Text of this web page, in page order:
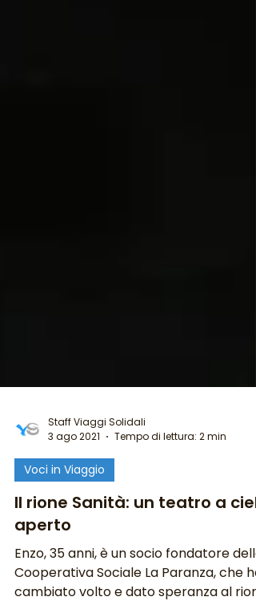
Staff Viaggi Solidali
3 ago 2021
Voci in Viaggio
Il rione Sanità: un teatro a
aperto
Enzo, 35 anni, è un socio fondatore della